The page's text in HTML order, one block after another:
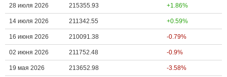
28 июля 2026 215355.93 +1.86%
14 июля 2026 211342.55 +0.59%
16 июня 2026 210091.38 -0.79%
02 июня 2026 211752.48 -0.9%
19 мая 2026 213652.98 -3.58%